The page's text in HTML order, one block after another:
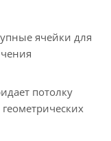
ячейки для
потолку